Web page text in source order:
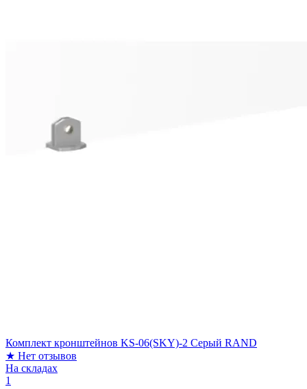
Комплект кронштейнов KS-06(SKY)-2 Серый RAND
★ Нет отзывов
На складах
1